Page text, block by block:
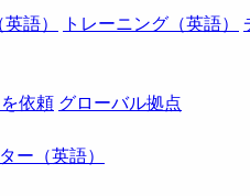
語） トレーニング（英語）
依頼 グローバル拠点
ー（英語）